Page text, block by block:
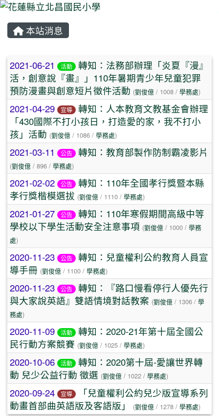
本站消息
文章列表
2021-06-21 活動
轉知：法務部辦理「炎夏『漫』
活，創意說『畫』」110年暑期青少年兒童犯罪
預防漫畫與創意短片徵件活動 (劉俊億 / 1008 / 學務處)
2021-04-29 宣導
轉知：人本教育文教基金會辦理
「430國際不打小孩日，打造愛的家，我不打小
孩」活動 (劉俊億 / 1086 / 學務處)
2021-03-11 公告 轉知：教育部製作防制霸凌影片
(劉俊億 / 896 / 學務處)
2021-02-02 公告
轉知：110年全國孝行獎暨本縣
孝行獎楷模選拔 (劉俊億 / 1110 / 學務處)
2021-01-27 公告
轉知：110年寒假期間高級中等
學校以下學生活動安全注意事項 (劉俊億 / 1000 / 學務
處)
2020-11-23 公告
轉知：兒童權利公約教育人員宣
導手冊 (劉俊億 / 1100 / 學務處)
2020-11-23 公告
轉知：『路口慢看停行人優先行
與大家說英語』雙語情境對話教案 (劉俊億 / 1306 / 學
務處)
2020-11-09 活動
轉知：2020-21年第十屆全國公
民行動方案競賽 (劉俊億 / 1025 / 學務處)
2020-10-06 活動
轉知：2020第十屆-愛讓世界轉
動 兒少公益行動 徵選 (劉俊億 / 1022 / 學務處)
2020-09-24 宣導
「兒童權利公約兒少版宣導系列
動畫首部曲英語版及客語版」
(劉俊億 / 1278 / 學務處)